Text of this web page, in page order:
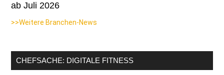
ab Juli 2026
>>Weitere Branchen-News
CHEFSACHE: DIGITALE FITNESS